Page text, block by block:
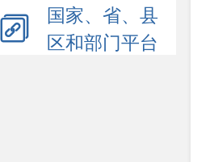
国家、省、县
区和部门平台